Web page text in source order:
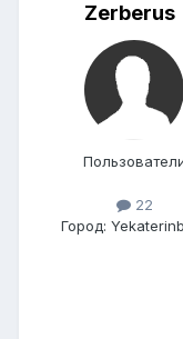
Zerberus
22
Город: